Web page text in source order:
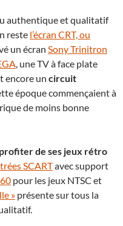
authentique et qualitatif
reste l’écran CRT, ou
un écran Sony Trinitron
, une TV à face plate
encore un circuit
époque commençaient à
de moins bonne
de ses jeux rétro
SCARTavec support
pour les jeux NTSC et
» présente sur tous la